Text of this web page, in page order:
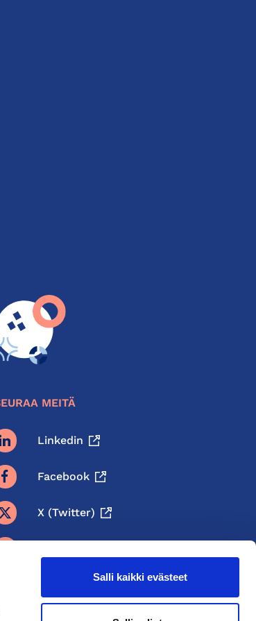
Salli kaikki evästeet
MEITÄ
Linkedin
Facebook
X (twitter)